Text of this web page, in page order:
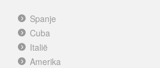
Spanje
Cuba
Italië
Amerika